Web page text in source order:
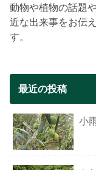
動物や植物の話題
近な出来事をお伝
す。
最近の投稿
小